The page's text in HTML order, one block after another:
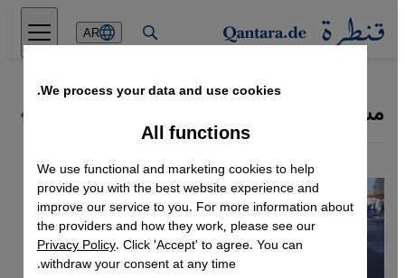
Direkt zum Inhalt springen
AR
‏مسعود برزاني
We process your data and use cookies.
All functions
We use functional and marketing cookies to help
provide you with the best website experience and
improve our service to you. For more information about
the providers and how they work, please see our
Privacy Policy. Click 'Accept' to agree. You can
withdraw your consent at any time.